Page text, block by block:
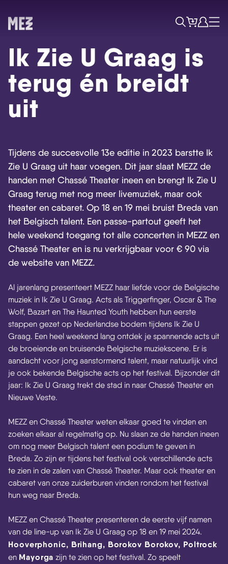
Skip navigatie
ZoekTicketsAccount
Menu
Ik Zie U Graag is
terug én breidt
uit
Tijdens de succesvolle 13e editie in 2023 barstte Ik
Zie U Graag uit haar voegen. Dit jaar slaat MEZZ de
handen met Chassé Theater ineen en brengt Ik Zie U
Graag terug met nog meer livemuziek, maar ook
theater en cabaret. Op 18 en 19 mei bruist Breda van
het Belgisch talent. Een passe-partout geeft het
hele weekend toegang tot alle concerten in MEZZ en
Chassé Theater en is nu verkrijgbaar voor € 90 via
de website van MEZZ.
Al jarenlang presenteert MEZZ haar liefde voor de Belgische
muziek in Ik Zie U Graag. Acts als Triggerfinger, Oscar & The
Wolf, Bazart en The Haunted Youth hebben hun eerste
stappen gezet op Nederlandse bodem tijdens Ik Zie U
Graag. Een heel weekend lang ontdek je spannende acts uit
de broeiende en bruisende Belgische muziekscene. Er is
aandacht voor jong aanstormend talent, maar natuurlijk vind
je ook bekende Belgische acts op het festival. Bijzonder dit
jaar: Ik Zie U Graag trekt de stad in naar Chassé Theater en
Nieuwe Veste.
MEZZ en Chassé Theater weten elkaar goed te vinden en
zoeken elkaar al regelmatig op. Nu slaan ze de handen ineen
om nog meer Belgisch talent een podium te geven in
Breda. Zo zijn er tijdens het festival ook verschillende acts
te zien in de zalen van Chassé Theater. Maar ook theater en
cabaret van onze zuiderburen vinden rondom het festival
hun weg naar Breda.
MEZZ en Chassé Theater presenteren de eerste vijf namen
van de line-up van Ik Zie U Graag op 18 en 19 mei 2024.
Hooverphonic, Brihang, Borokov Borokov, Poltrock
en Mayorga zijn te zien op het festival. Zo speelt